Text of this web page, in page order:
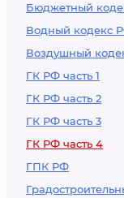
Бюджетный
Водный кодекс
Воздушный
ГК РФ часть 1
ГК РФ часть 2
ГК РФ часть 3
ГК РФ часть 4
ГПК РФ